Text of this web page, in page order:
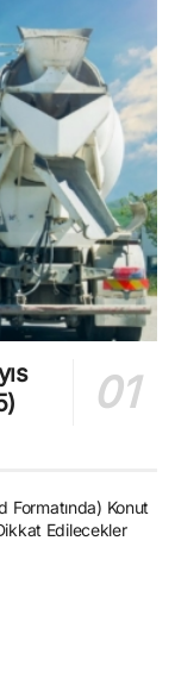
Formatında) Konut
Edilecekler